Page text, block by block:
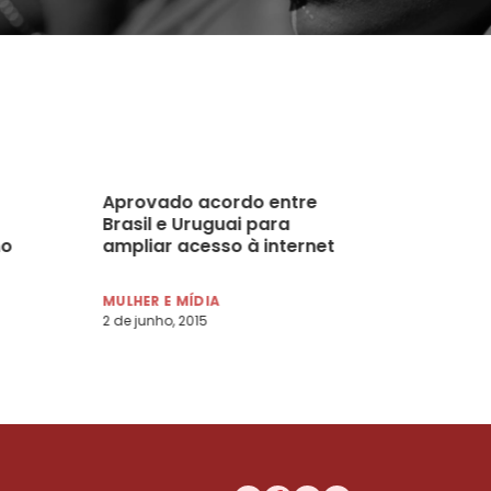
Aprovado acordo entre
Brasil e Uruguai para
ampliar acesso à internet
MULHER E MÍDIA
2 de junho, 2015